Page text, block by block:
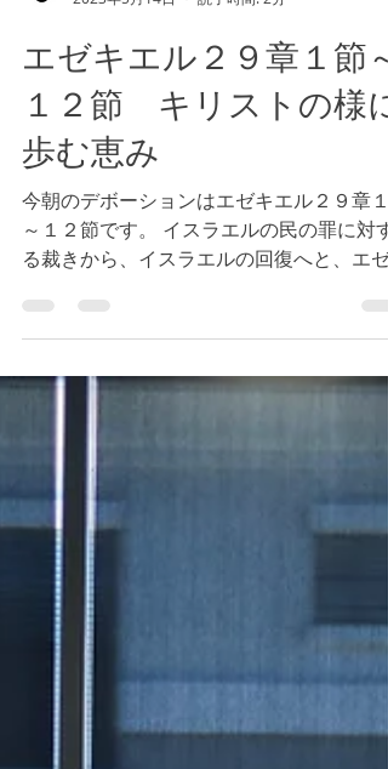
2023年5月14日
読了時間: 2分
エゼキエル２９章１節～
１２節 キリストの様に
歩む恵み
今朝のデボーションはエゼキエル２９章１
る裁きから、イスラエルの回復へと、エゼ
エルを通して、語られる神様のメッセージ
変わることを見ることができます。 神様は
私たちを憐れまれ、導かれます。私たちが
去に間違った選択をしたとしても、そ...